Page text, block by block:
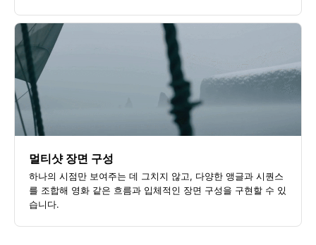
멀티샷 장면 구성
하나의 시점만 보여주는 데 그치지 않고, 다양한 앵글과 시퀀스
를 조합해 영화 같은 흐름과 입체적인 장면 구성을 구현할 수 있
습니다.